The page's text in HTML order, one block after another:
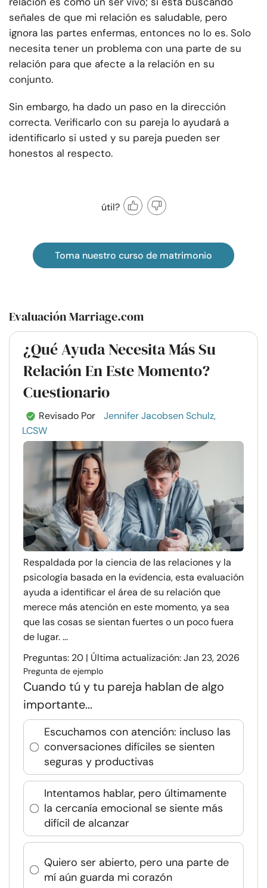
señales de que mi relación es saludable, pero
ignora las partes enfermas, entonces no lo es. Solo
necesita tener un problema con una parte de su
relación para que afecte a la relación en su
conjunto.
Sin embargo, ha dado un paso en la dirección
correcta. Verificarlo con su pareja lo ayudará a
identificarlo si usted y su pareja pueden ser
honestos al respecto.
útil?
Toma nuestro curso de matrimonio
Evaluación Marriage.com
¿Qué Ayuda Necesita Más Su
Relación En Este Momento?
Cuestionario
Revisado Por
Jennifer Jacobsen Schulz,
LCSW
Respaldada por la ciencia de las relaciones y la
psicología basada en la evidencia, esta evaluación
ayuda a identificar el área de su relación que
merece más atención en este momento, ya sea
que las cosas se sientan fuertes o un poco fuera
de lugar. ...
Preguntas: 20 | Última actualización: Jan 23, 2026
Pregunta de ejemplo
Cuando tú y tu pareja hablan de algo
importante...
Escuchamos con atención: incluso las
conversaciones difíciles se sienten
seguras y productivas
Intentamos hablar, pero últimamente
la cercanía emocional se siente más
difícil de alcanzar
Quiero ser abierto, pero una parte de
mí aún guarda mi corazón